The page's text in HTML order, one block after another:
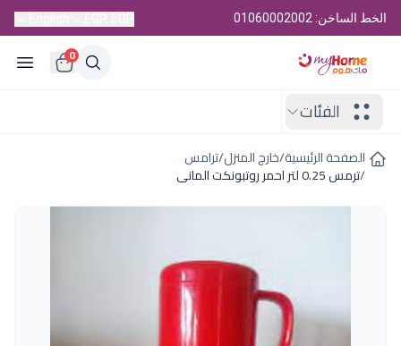
الخط الساخن: 01060002002
0
الفئات
الصفحة الرئيسية/خارج المنزل/ترامس
/ترمس 0.25 لتر احمر روتبونكت المانى